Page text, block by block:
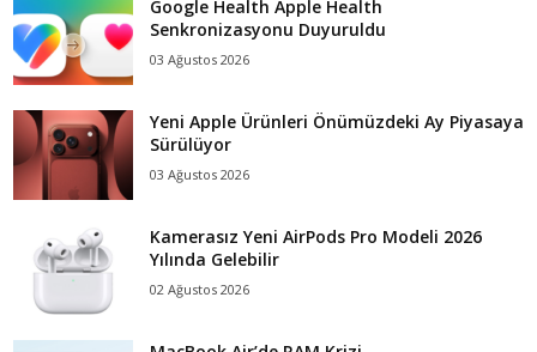
Google Health Apple Health
Senkronizasyonu Duyuruldu
03 Ağustos 2026
Yeni Apple Ürünleri Önümüzdeki Ay Piyasaya
Sürülüyor
03 Ağustos 2026
Kamerasız Yeni AirPods Pro Modeli 2026
Yılında Gelebilir
02 Ağustos 2026